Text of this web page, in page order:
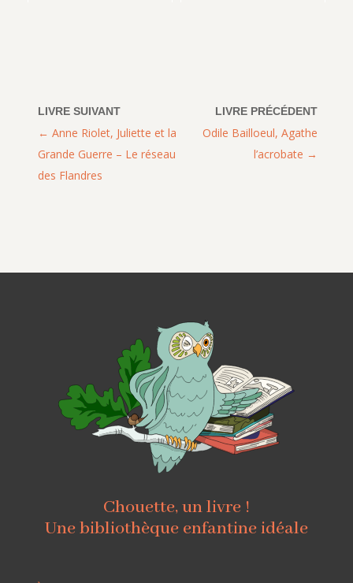
Odile Bailloeul, Agathe
l’acrobate
Anne Riolet, Juliette et la
Grande Guerre – Le réseau
des Flandres
Chouette, un livre !
Une bibliothèque enfantine idéale